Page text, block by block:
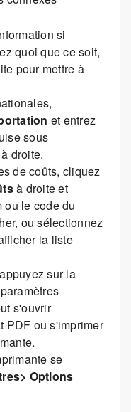
si
quoi que ce soit,
pour mettre à
et entrez
sous
droite.
de coûts, cliquez
à droite et
ou le code du
ou sélectionnez
la liste
sur la
s'ouvrir
PDF ou s'imprimer
se
Options